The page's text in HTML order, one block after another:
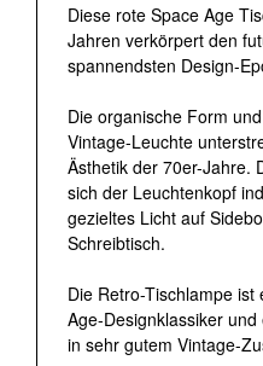
Diese rote Space Age
Jahren verkörpert den
spannendsten Design-
Die organische Form
Vintage-Leuchte
Ästhetik der 70er-Jahre.
sich der Leuchtenkopf
gezieltes Licht auf
Schreibtisch.
Die Retro-Tischlampe
Age-Designklassiker
in sehr gutem Vintage-